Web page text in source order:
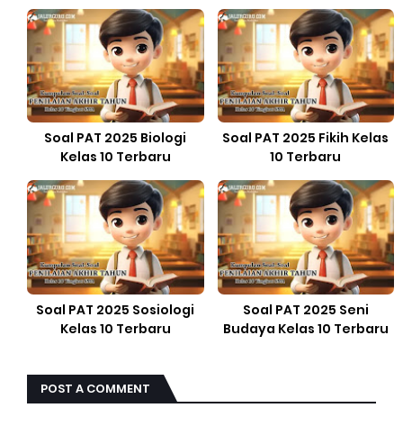
Soal PAT 2025 Biologi
Kelas 10 Terbaru
Soal PAT 2025 Fikih Kelas
10 Terbaru
Soal PAT 2025 Sosiologi
Kelas 10 Terbaru
Soal PAT 2025 Seni
Budaya Kelas 10 Terbaru
POST A COMMENT